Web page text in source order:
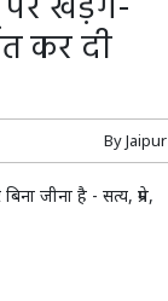
कर दी
ByJaipur
जीना है - सत्य, प्रेम,